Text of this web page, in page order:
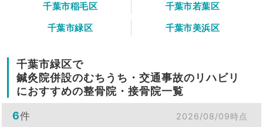
千葉市稲毛区
千葉市若葉区
千葉市緑区
千葉市美浜区
千葉市緑区で
鍼灸院併設のむちうち・交通事故のリハビリ
におすすめの整骨院・接骨院一覧
6件 2026/08/09時点